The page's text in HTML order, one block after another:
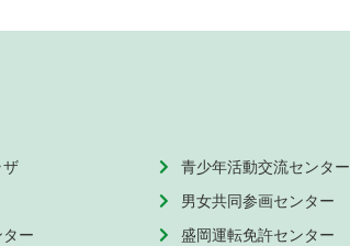
ザ
ー
青少年活動交流センター
男女共同参画センター
盛岡運転免許センター